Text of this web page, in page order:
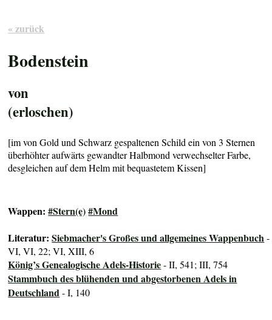
« zurück
Bodenstein
von
(erloschen)
[im von Gold und Schwarz gespaltenen Schild ein von 3 Sternen
überhöhter aufwärts gewandter Halbmond verwechselter Farbe,
desgleichen auf dem Helm mit bequastetem Kissen]
Wappen:#Stern(e)#Mond
Literatur:Siebmacher's Großes und allgemeines Wappenbuch-
VI, VI, 22; VI, XIII, 6
König’s Genealogische Adels-Historie- II, 541; III, 754
Stammbuch des blühenden und abgestorbenen Adels in
Deutschland- I, 140